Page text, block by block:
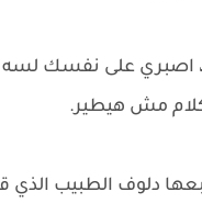
اصبري على نفسك
مش هيطير.
دلوف الطبيب الذي